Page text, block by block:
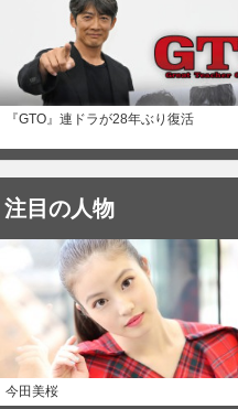
『GTO』連ドラが28年ぶり復活
注目の人物
今田美桜